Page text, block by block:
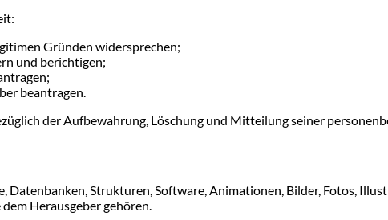
Gründen widersprechen;
und berichtigen;
beantragen.
der Aufbewahrung, Löschung und Mitteilung seiner
Strukturen, Software, Animationen, Bilder, Fotos,
Herausgeber gehören.